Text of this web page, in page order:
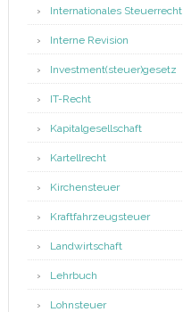
Internationales Steuerrecht
Interne Revision
Investment(steuer)gesetz
IT-Recht
Kapitalgesellschaft
Kartellrecht
Kirchensteuer
Kraftfahrzeugsteuer
Landwirtschaft
Lehrbuch
Lohnsteuer